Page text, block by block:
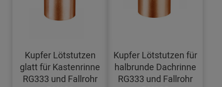
Kupfer Lötstutzen
glatt für Kastenrinne
RG333 und Fallrohr
Kupfer Lötstutzen für
halbrunde Dachrinne
RG333 und Fallrohr